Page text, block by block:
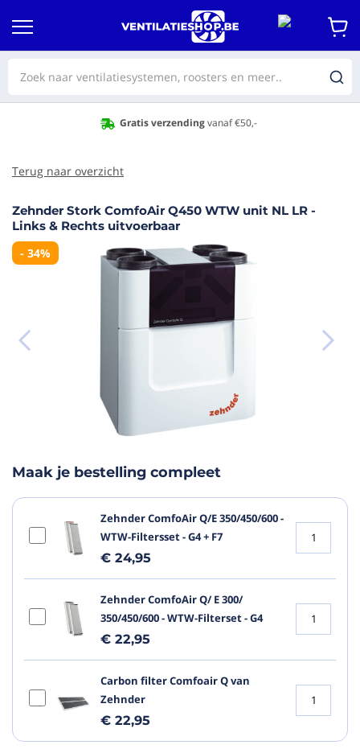
Op werkdagen voor 16:30
Terug naar overzicht
Zehnder Stork ComfoAir Q450 WTW unit NL LR -
Links & Rechts uitvoerbaar
- 34%
het
van de
Maak je bestelling compleet
Zehnder ComfoAir Q/E 350/450/600 -
WTW-Filtersset - G4 + F7
€ 24,95
Zehnder ComfoAir Q/ E 300/
350/450/600 - WTW-Filterset - G4
€ 22,95
Carbon filter Comfoair Q van
Zehnder
€ 22,95